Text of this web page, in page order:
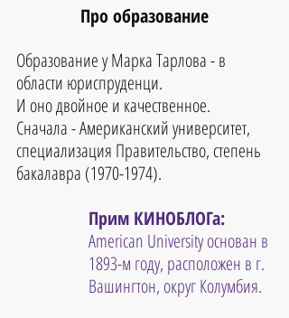
Про образование
Образование у Марка Тарлова - в
области юриспруденци.
И оно двойное и качественное.
Сначала - Американский университет,
специализация Правительство, степень
бакалавра (1970-1974).
Прим КИНОБЛОГа:
American University основан в
1893-м году, расположен в г.
Вашингтон, округ Колумбия.